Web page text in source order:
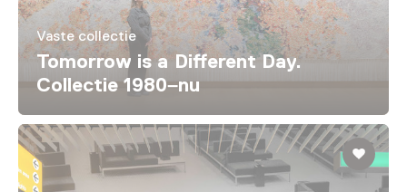
Vaste collectie
Tomorrow is a Different Day.
Collectie 1980–nu